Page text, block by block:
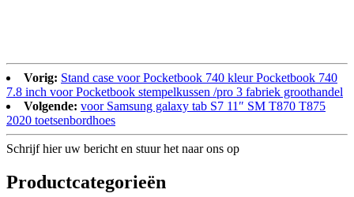
Vorig: Stand case voor Pocketbook 740 kleur Pocketbook 740
7.8 inch voor Pocketbook stempelkussen /pro 3 fabriek groothandel
Volgende: voor Samsung galaxy tab S7 11″ SM T870 T875
2020 toetsenbordhoes
Schrijf hier uw bericht en stuur het naar ons op
Productcategorieën